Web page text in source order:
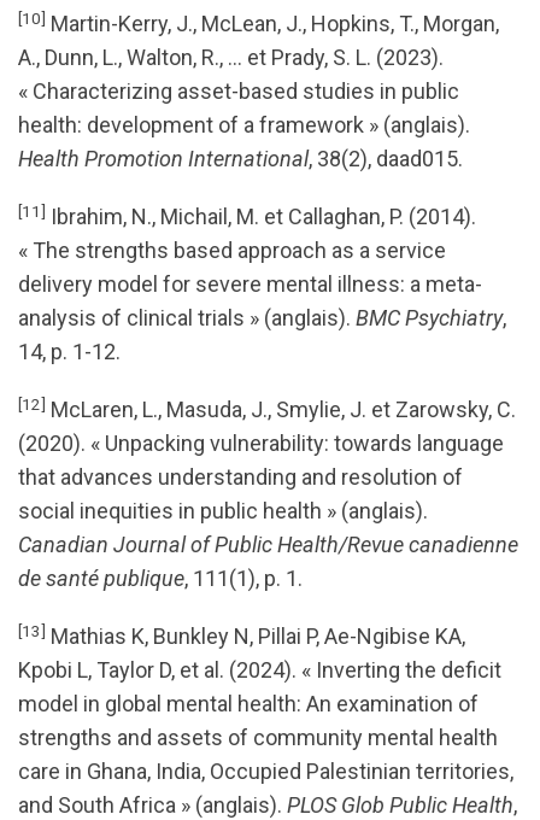
[10] Martin-Kerry, J., McLean, J., Hopkins, T., Morgan,
A., Dunn, L., Walton, R., … et Prady, S. L. (2023).
« Characterizing asset-based studies in public
health: development of a framework » (anglais).
Health Promotion International, 38(2), daad015.
[11] Ibrahim, N., Michail, M. et Callaghan, P. (2014).
« The strengths based approach as a service
delivery model for severe mental illness: a meta-
analysis of clinical trials » (anglais). BMC Psychiatry,
14, p. 1-12.
[12] McLaren, L., Masuda, J., Smylie, J. et Zarowsky, C.
(2020). « Unpacking vulnerability: towards language
that advances understanding and resolution of
social inequities in public health » (anglais).
Canadian Journal of Public Health/Revue canadienne
de santé publique, 111(1), p. 1.
[13] Mathias K, Bunkley N, Pillai P, Ae-Ngibise KA,
Kpobi L, Taylor D, et al. (2024). « Inverting the deficit
model in global mental health: An examination of
strengths and assets of community mental health
care in Ghana, India, Occupied Palestinian territories,
and South Africa » (anglais). PLOS Glob Public Health,